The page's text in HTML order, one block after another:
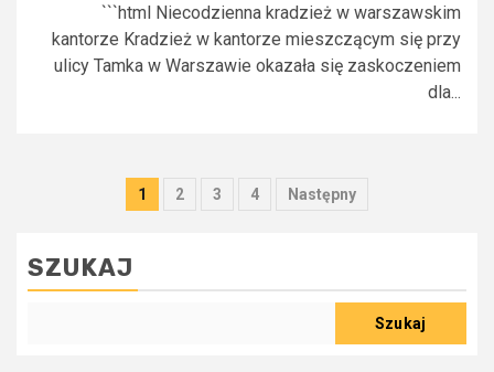
```html Niecodzienna kradzież w warszawskim
kantorze Kradzież w kantorze mieszczącym się przy
ulicy Tamka w Warszawie okazała się zaskoczeniem
dla...
Stronicowanie
1 2 3 4 Następny
SZUKAJ
Szukaj